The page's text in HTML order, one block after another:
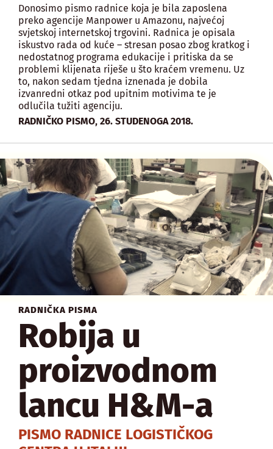
Donosimo pismo radnice koja je bila zaposlena
preko agencije Manpower u Amazonu, najvećoj
svjetskoj internetskoj trgovini. Radnica je opisala
iskustvo rada od kuće – stresan posao zbog kratkog i
nedostatnog programa edukacije i pritiska da se
problemi klijenata riješe u što kraćem vremenu. Uz
to, nakon sedam tjedna iznenada je dobila
izvanredni otkaz pod upitnim motivima te je
odlučila tužiti agenciju.
RADNIČKO PISMO, 26. STUDENOGA 2018.
RADNIČKA PISMA
Robija u
proizvodnom
lancu H&M-a
PISMO RADNICE LOGISTIČKOG